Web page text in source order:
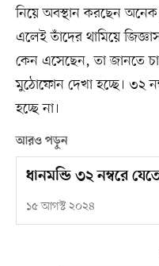
নিয়ে অবস্থান করছেন
এলেই তাঁদের থামিয়ে
কেন এসেছেন, তা জানতে
মুঠোফোন দেখা হচ্ছে। ৩২
হচ্ছে না।
আরও পড়ুন
ধানমন্ডি ৩২ নম্বরে
১৫ আগস্ট ২০২৪